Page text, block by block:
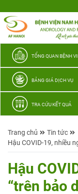
thương
TỔNG QUAN BỆNH
BẢNG GIÁ DỊCH VỤ
TRA CỨU KẾT QUẢ
Trang chủ
Tin tức
Hậu COVID-19, nhiều
Hậu
“trên bảo